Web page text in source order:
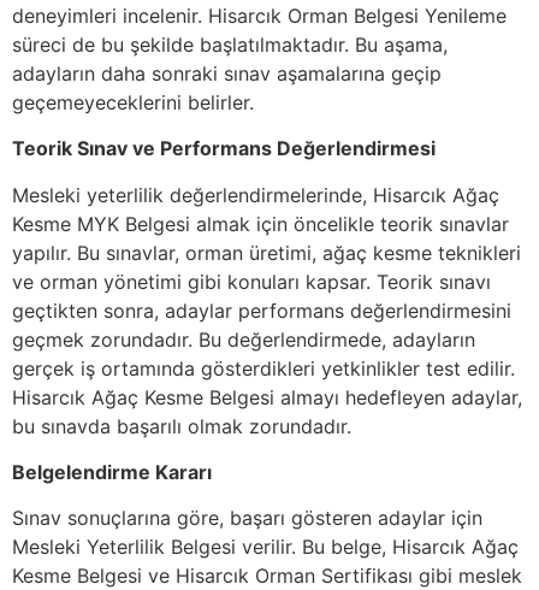
deneyimleri incelenir. Hisarcık Orman Belgesi Yenileme
süreci de bu şekilde başlatılmaktadır. Bu aşama,
adayların daha sonraki sınav aşamalarına geçip
geçemeyeceklerini belirler.
Teorik Sınav ve Performans Değerlendirmesi
Mesleki yeterlilik değerlendirmelerinde, Hisarcık Ağaç
Kesme MYK Belgesi almak için öncelikle teorik sınavlar
yapılır. Bu sınavlar, orman üretimi, ağaç kesme teknikleri
ve orman yönetimi gibi konuları kapsar. Teorik sınavı
geçtikten sonra, adaylar performans değerlendirmesini
geçmek zorundadır. Bu değerlendirmede, adayların
gerçek iş ortamında gösterdikleri yetkinlikler test edilir.
Hisarcık Ağaç Kesme Belgesi almayı hedefleyen adaylar,
bu sınavda başarılı olmak zorundadır.
Belgelendirme Kararı
Sınav sonuçlarına göre, başarı gösteren adaylar için
Mesleki Yeterlilik Belgesi verilir. Bu belge, Hisarcık Ağaç
Kesme Belgesi ve Hisarcık Orman Sertifikası gibi meslek